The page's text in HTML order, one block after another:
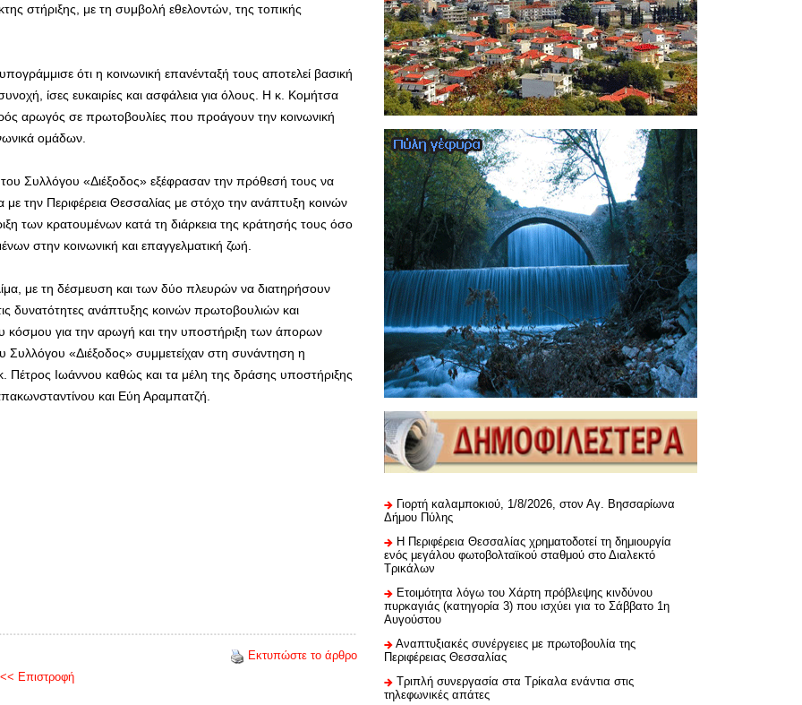
στήριξης, με τη συμβολή εθελοντών, της τοπικής
ότι η κοινωνική επανένταξή τους αποτελεί βασική
ίσες ευκαιρίες και ασφάλεια για όλους. Η κ. Κομήτσα
αρωγός σε πρωτοβουλίες που προάγουν την κοινωνική
ομάδων.
Συλλόγου «Διέξοδος» εξέφρασαν την πρόθεσή τους να
την Περιφέρεια Θεσσαλίας με στόχο την ανάπτυξη κοινών
των κρατουμένων κατά τη διάρκεια της κράτησής τους όσο
στην κοινωνική και επαγγελματική ζωή.
με τη δέσμευση και των δύο πλευρών να διατηρήσουν
δυνατότητες ανάπτυξης κοινών πρωτοβουλιών και
κόσμου για την αρωγή και την υποστήριξη των άπορων
Συλλόγου «Διέξοδος» συμμετείχαν στη συνάντηση η
Πέτρος Ιωάννου καθώς και τα μέλη της δράσης υποστήριξης
και Εύη Αραμπατζή.
Εκτυπώστε το άρθρο
<< Επιστροφή
Γιορτή καλαμποκιού, 1/8/2026, στον Αγ. Βησσαρίωνα
Δήμου Πύλης
H Περιφέρεια Θεσσαλίας χρηματοδοτεί τη δημιουργία
ενός μεγάλου φωτοβολταϊκού σταθμού στο Διαλεκτό
Τρικάλων
Ετοιμότητα λόγω του Χάρτη πρόβλεψης κινδύνου
πυρκαγιάς (κατηγορία 3) που ισχύει για το Σάββατο 1η
Αυγούστου
Αναπτυξιακές συνέργειες με πρωτοβουλία της
Περιφέρειας Θεσσαλίας
Τριπλή συνεργασία στα Τρίκαλα ενάντια στις
τηλεφωνικές απάτες